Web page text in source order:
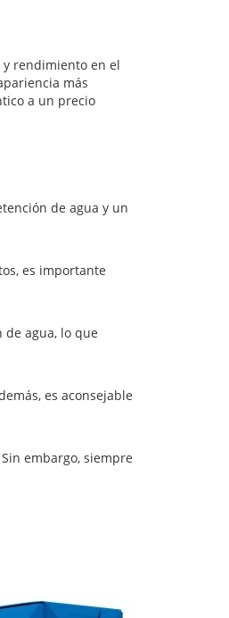
y rendimiento en el
más
a un precio
de agua y un
es importante
agua, lo que
es aconsejable
embargo, siempre